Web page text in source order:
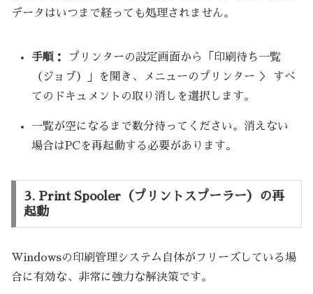
データはいつまで経っても処理されません。
手順：
プリンターの設定画面から「印刷待ち一覧
（ジョブ）」を開き、メニューのプリンター ＞ すべ
てのドキュメントの取り消しを選択します。
一覧が空になるまで数分待ってください。消えない
場合はPCを再起動する必要があります。
3. Print Spooler（プリントスプーラー）の再
起動
Windowsの印刷管理システム自体がフリーズしている場
合に有効な、非常に強力な解決策です。